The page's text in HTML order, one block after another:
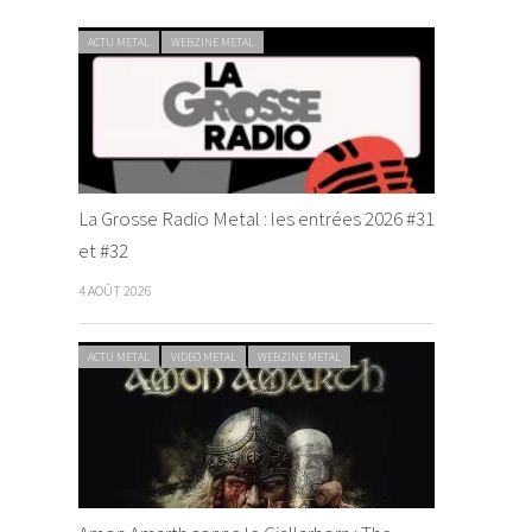
ACTU METAL WEBZINE METAL
La Grosse Radio Metal : les entrées 2026 #31
et #32
4 AOÛT 2026
ACTU METAL VIDEO METAL WEBZINE METAL